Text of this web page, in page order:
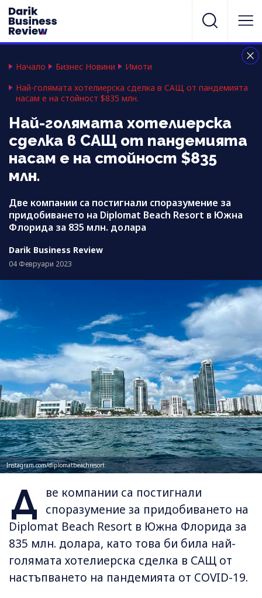
Начало Бизнес Новини
Имоти
Най-голямата хотелиерска сделка в САЩ от пандемията
насам е на стойност $835 млн.
Най-голямата хотелиерска
сделка в САЩ от пандемията
насам е на стойност $835
млн.
Две компании са постигнали споразумение за
придобиването на Diplomat Beach Resort в Южна
Флорида за 835 млн. долара
Darik Business Review
04 Февруари 2023
Instagram.com/diplomatbeachresort
Д
ве компании са постигнали
споразумение за придобиването на
Diplomat Beach Resort в Южна Флорида за
835 млн. долара, като това би била най-
голямата хотелиерска сделка в САЩ от
настъпването на пандемията от COVID-19.